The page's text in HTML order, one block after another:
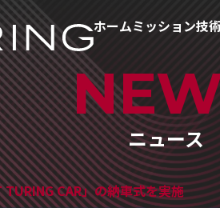
ホームミッション技
CAR」の納車式を実施
ニュース